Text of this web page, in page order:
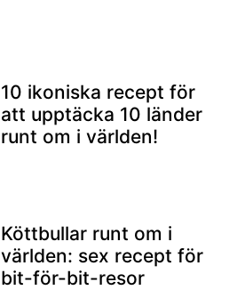
10 ikoniska recept för
att upptäcka 10 länder
runt om i världen!
Köttbullar runt om i
världen: sex recept för
bit-för-bit-resor